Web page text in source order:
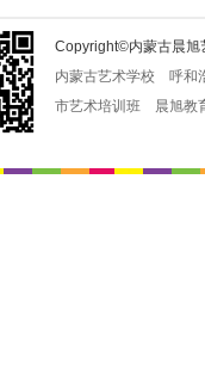
Copyright©内蒙古晨
内蒙古艺术学校
呼和
市艺术培训班
晨旭教